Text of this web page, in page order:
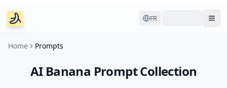
FR
Home Prompts
AI Banana Prompt Collection